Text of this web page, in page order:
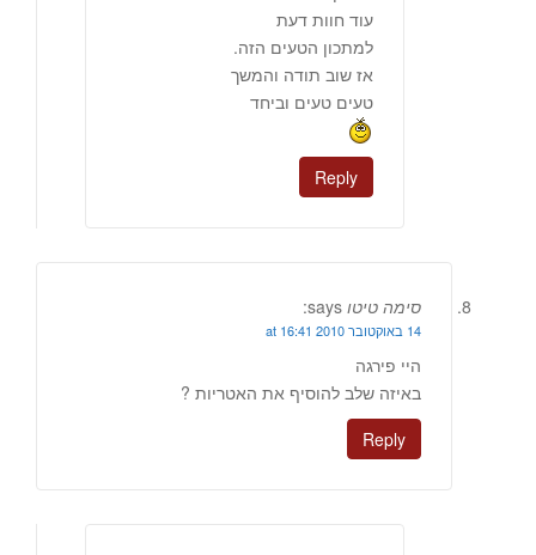
עוד חוות דעת
למתכון הטעים הזה.
אז שוב תודה והמשך
טעים טעים וביחד
Reply
סימה טיטו says:
14 באוקטובר 2010 at 16:41
היי פירגה
באיזה שלב להוסיף את האטריות ?
Reply